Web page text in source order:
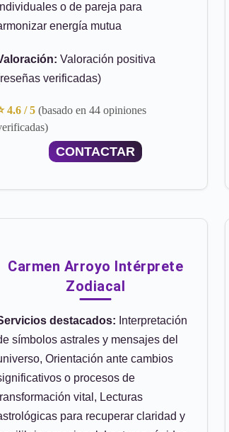
o de pareja para
energía mutua
Valoración positiva
verificadas)
4.6 / 5 (basado en 44 opiniones
CONTACTAR
Carmen Arroyo Intérprete
Zodiacal
destacados: Interpretación
símbolos astrales y mensajes del
Orientación ante cambios
o procesos de
vital, Lecturas
para recuperar claridad y